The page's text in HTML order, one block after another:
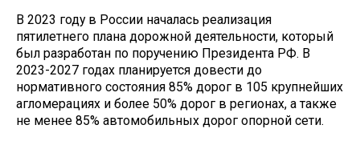
В 2023 году в России началась реализация
пятилетнего плана дорожной деятельности, который
был разработан по поручению Президента РФ. В
2023-2027 годах планируется довести до
нормативного состояния 85% дорог в 105 крупнейших
агломерациях и более 50% дорог в регионах, а также
не менее 85% автомобильных дорог опорной сети.